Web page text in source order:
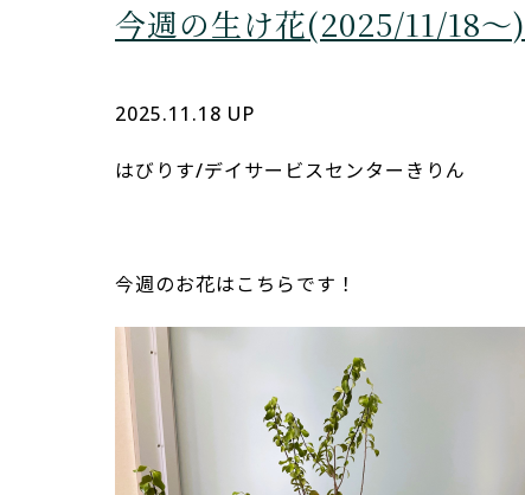
今週の生け花(2025/11/18～)
2025.11.18 UP
はびりす/デイサービスセンターきりん
今週のお花はこちらです！